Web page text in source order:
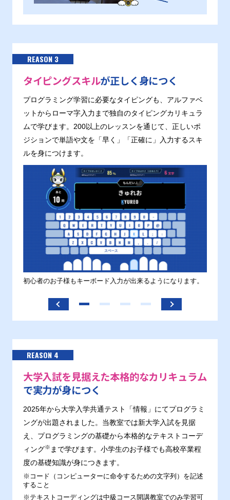
REASON 3
タイピングスキルが正しく身につく
プログラミング学習に必要なタイピングも、アルファベ
ットからローマ字入力まで独自のタイピングカリキュラ
ムで学びます。200以上のレッスンを通じて、正しいポ
ジションで単語や文を「早く」「正確に」入力するスキ
ルを身につけます。
初心者のお子様もキーボード入力が出来るようになります。
REASON 4
大学入試を見据えた本格的なカリキュラム
で実力が身につく
2025年から大学入学共通テスト「情報」にてプログラミ
ングが出題されました。当教室では新大学入試を見据
え、プログラミングの基礎から本格的なテキストコーデ
ィング※ まで学びます。小学生のお子様でも高校卒業程
度の基礎知識が身につきます。
※コード（コンピューターに命令するための文字列）を記述
すること
※テキストコーディングは中級コース開講教室でのみ学習可